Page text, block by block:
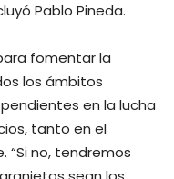
Pablo Pineda.
fomentar la
los ámbitos
en la lucha
tanto en el
“Si no, tendremos